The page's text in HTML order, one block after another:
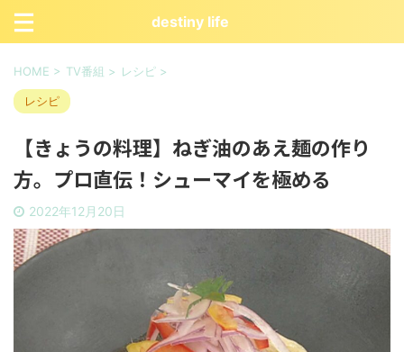
destiny life
HOME > TV番組 > レシピ >
レシピ
【きょうの料理】ねぎ油のあえ麺の作り
方。プロ直伝！シューマイを極める
2022年12月20日